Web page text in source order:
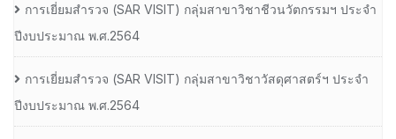
การเยี่ยมสํารวจ (SAR VISIT) กลุ่มสาขาวิชาชีวนวัตกรรมฯ ประจํา
ปีงบประมาณ พ.ศ.2564
การเยี่ยมสํารวจ (SAR VISIT) กลุ่มสาขาวิชาวัสดุศาสตร์ฯ ประจํา
ปีงบประมาณ พ.ศ.2564